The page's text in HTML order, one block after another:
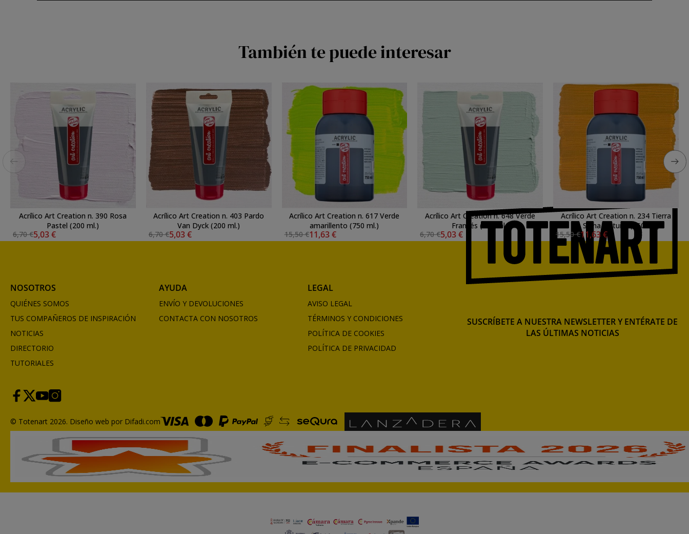
También te puede interesar
Acrílico Art Creation n. 390 Rosa
Pastel (200 ml.)
6,70 €5,03 €
Acrílico Art Creation n. 403 Pardo
Van Dyck (200 ml.)
6,70 €5,03 €
Acrílico Art Creation n. 617 Verde
amarillento (750 ml.)
15,50 €11,63 €
Acrílico Art Creation n. 648 Verde
Francés (200 ml.)
6,70 €5,03 €
Acrílico Art Creation n. 234 Tierra
de Siena Natural (750 ml.)
15,50 €11,63 €
NOSOTROS
QUIÉNES SOMOS
TUS COMPAÑEROS DE INSPIRACIÓN
NOTICIAS
DIRECTORIO
TUTORIALES
AYUDA
ENVÍO Y DEVOLUCIONES
CONTACTA CON NOSOTROS
LEGAL
AVISO LEGAL
TÉRMINOS Y CONDICIONES
POLÍTICA DE COOKIES
POLÍTICA DE PRIVACIDAD
SUSCRÍBETE A NUESTRA NEWSLETTER Y ENTÉRATE DE
LAS ÚLTIMAS NOTICIAS
© Totenart 2026. Diseño web por Difadi.com